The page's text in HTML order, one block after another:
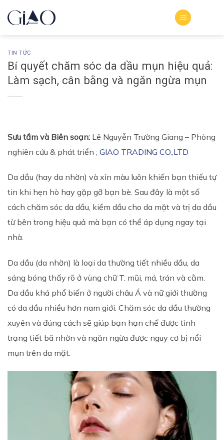
qua
TIN TỨC
Bí quyết chăm sóc da dầu mụn hiệu quả:
Làm sạch, cân bằng và ngăn ngừa mụn
Sưu tầm và Biên soạn: Lê Nguyễn Trường Giang – Phòng
nghiên cứu & phát triển ; GIAO TRADING CO.,LTD
Da dầu (hay da nhờn) và xỉn màu luôn khiến bạn thiếu tự
tin khi hẹn hò hay gặp gỡ bạn bè. Sau đây là một số
cách chăm sóc da dầu, kiềm dầu cho da mặt và trị da dầu
từ bên trong hiệu quả mà bạn có thể áp dụng ngay tại
nhà.
Da dầu (da nhờn) là loại da thường tiết nhiều dầu, da
sáng bóng thấy rõ ở vùng chữ T: mũi, má, trán và cằm.
Da dầu khá phổ biến ở người châu Á và nữ giới thường
có da dầu nhiều hơn nam giới. Chăm sóc da dầu thường
xuyên và đúng cách sẽ giúp bạn hạn chế được tình
trạng tiết bã nhờn và ngăn ngừa được nguy cơ bị nổi
mụn trên da mặt.